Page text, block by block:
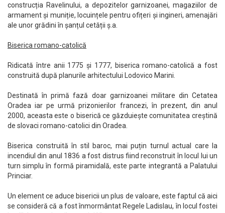
construcția Ravelinului, a depozitelor garnizoanei, magaziilor de
armament și muniție, locuințele pentru ofițeri și ingineri, amenajări
ale unor grădini în șanțul cetății ș.a.
Biserica romano-catolică
Ridicată între anii 1775 și 1777, biserica romano-catolică a fost
construită după planurile arhitectului Lodovico Marini.
Destinată în primă fază doar garnizoanei militare din Cetatea
Oradea iar pe urmă prizonierilor francezi, în prezent, din anul
2000, aceasta este o biserică ce găzduiește comunitatea creștină
de slovaci romano-catolici din Oradea.
Biserica construită în stil baroc, mai puțin turnul actual care la
incendiul din anul 1836 a fost distrus fiind reconstruit în locul lui un
turn simplu în formă piramidală, este parte integrantă a Palatului
Princiar.
Un element ce aduce bisericii un plus de valoare, este faptul că aici
se consideră că a fost înmormântat Regele Ladislau, în locul fostei